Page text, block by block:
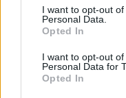
I want to opt-out
Personal Data.
Opted In
I want to opt-out
Personal Data for
Opted In
Stadio:Stamford Bridge
Città:Londra
Presidente:Todd Boehly
Manager: Enzo Maresca
ALBO D'ORO